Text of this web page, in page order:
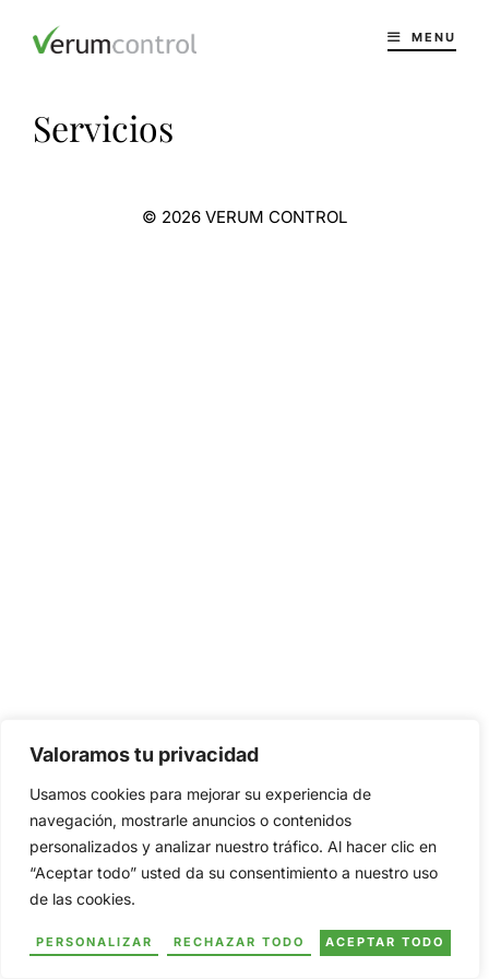
Valoramos tu privacidad
Usamos cookies para mejorar su experiencia de
navegación, mostrarle anuncios o contenidos
personalizados y analizar nuestro tráfico. Al hacer clic en
“Aceptar todo” usted da su consentimiento a nuestro uso
de las cookies.
PERSONALIZAR RECHAZAR TODO ACEPTAR TODO
MENU
Servicios
© 2026 VERUM CONTROL